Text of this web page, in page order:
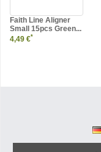
Faith Line Aligner
Small 15pcs Green...
4,49 €*